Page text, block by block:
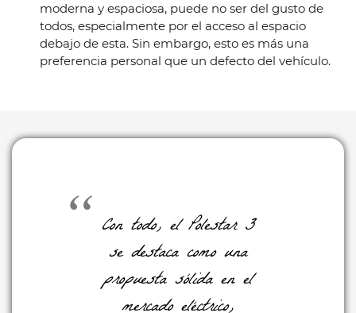
moderna y espaciosa, puede no ser del gusto de
todos, especialmente por el acceso al espacio
debajo de esta. Sin embargo, esto es más una
preferencia personal que un defecto del vehículo.
Con todo, el Polestar 3
se destaca como una
propuesta sólida en el